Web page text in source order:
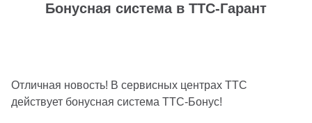
Бонусная система в ТТС-Гарант
Отличная новость! В сервисных центрах ТТС
действует бонусная система ТТС-Бонус!